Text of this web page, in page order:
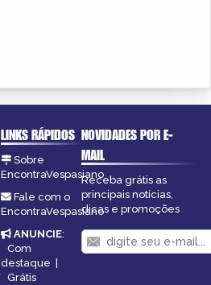
LINKS RÁPIDOS
Sobre
EncontraVespasiano
Fale com o
EncontraVespasiano
ANUNCIE:
Com
destaque
Grátis
NOVIDADES POR E-
MAIL
Receba grátis as
principais notícias,
dicas e promoções